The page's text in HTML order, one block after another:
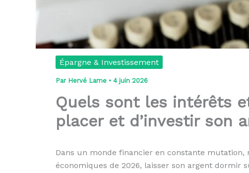
Épargne & Investissement
Par Hervé Lame • 4 juin 2026
Quels sont les intérêts
placer et d’investir son
Dans un monde financier en constante
économiques de 2026, laisser son argent